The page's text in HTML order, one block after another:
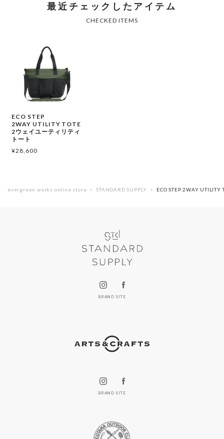
ECO STEP
2WAY UTILITY TOTE
2ウェイユーティリティ
トート
¥28,600
evergreen works online store STANDARD SUPPLY ECO STEP 2WAY UTILITY
BRAND SITE
BRAND SITE